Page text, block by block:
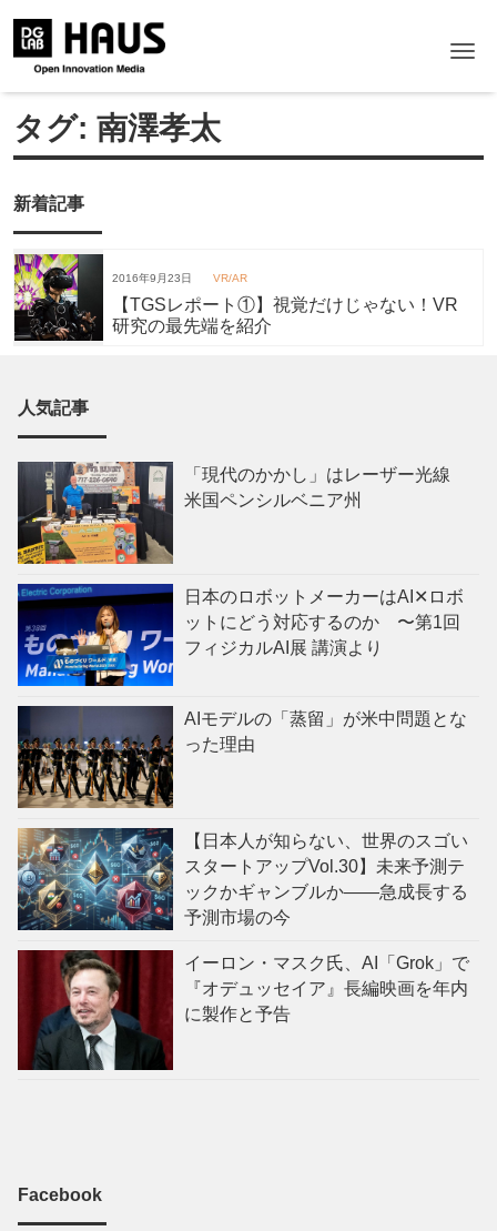
タグ: 南澤孝太
新着記事
2016年9月23日 VR/AR
【TGSレポート①】視覚だけじゃない！VR
研究の最先端を紹介
人気記事
「現代のかかし」はレーザー光線
米国ペンシルベニア州
日本のロボットメーカーはAI✕ロボ
ットにどう対応するのか 〜第1回
フィジカルAI展 講演より
AIモデルの「蒸留」が米中問題とな
った理由
【日本人が知らない、世界のスゴい
スタートアップVol.30】未来予測テ
ックかギャンブルか——急成長する
予測市場の今
イーロン・マスク氏、AI「Grok」で
『オデュッセイア』長編映画を年内
に製作と予告
Facebook